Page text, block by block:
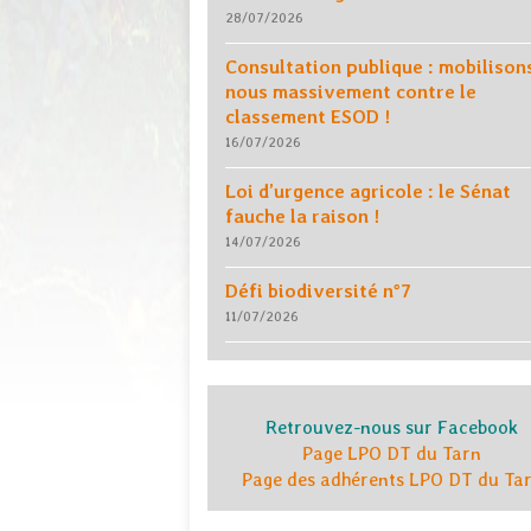
28/07/2026
Consultation publique :
nous massivement contre le
classement ESOD !
16/07/2026
Loi d’urgence agricole : le Sénat
fauche la raison !
14/07/2026
Défi biodiversité n°7
11/07/2026
Retrouvez-nous sur Facebook
Page LPO DT du Tarn
Page des adhérents LPO DT du